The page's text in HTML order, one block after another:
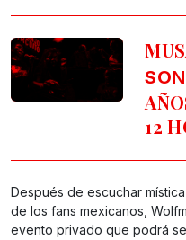
12
Después de escuchar
de los fans mexicanos,
evento privado que podrá